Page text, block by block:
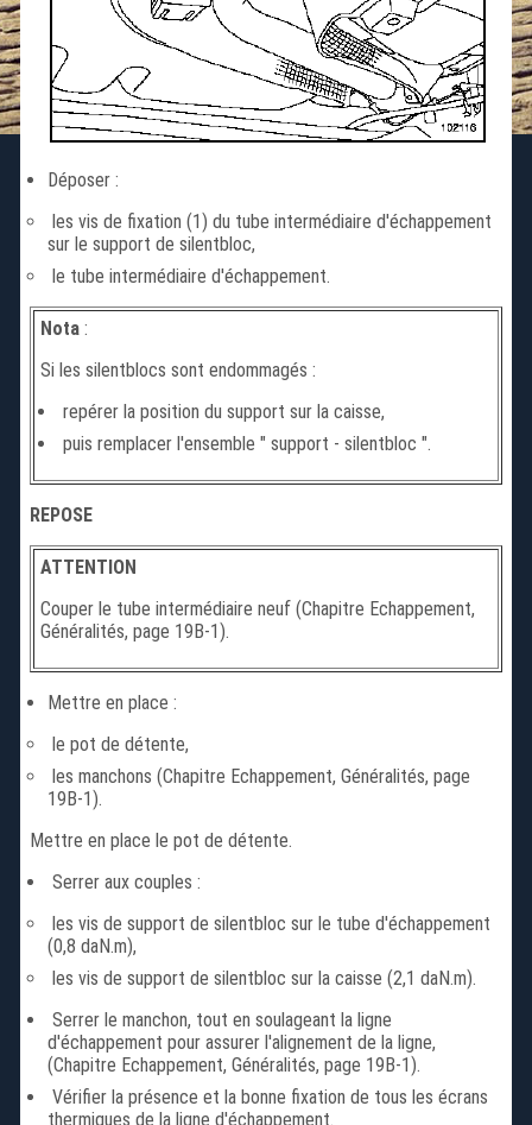
Déposer :
les vis de fixation (1) du tube intermédiaire d'échappement
sur le support de silentbloc,
le tube intermédiaire d'échappement.
Nota:
Si les silentblocs sont endommagés :
repérer la position du support sur la caisse,
puis remplacer l'ensemble " support - silentbloc ".
REPOSE
ATTENTION
Couper le tube intermédiaire neuf (Chapitre Echappement,
Généralités, page 19B-1).
Mettre en place :
le pot de détente,
les manchons (Chapitre Echappement, Généralités, page
19B-1).
Mettre en place le pot de détente.
Serrer aux couples :
les vis de support de silentbloc sur le tube d'échappement
(0,8 daN.m),
les vis de support de silentbloc sur la caisse (2,1 daN.m).
Serrer le manchon, tout en soulageant la ligne
d'échappement pour assurer l'alignement de la ligne,
(Chapitre Echappement, Généralités, page 19B-1).
Vérifier la présence et la bonne fixation de tous les écrans
thermiques de la ligne d'échappement.